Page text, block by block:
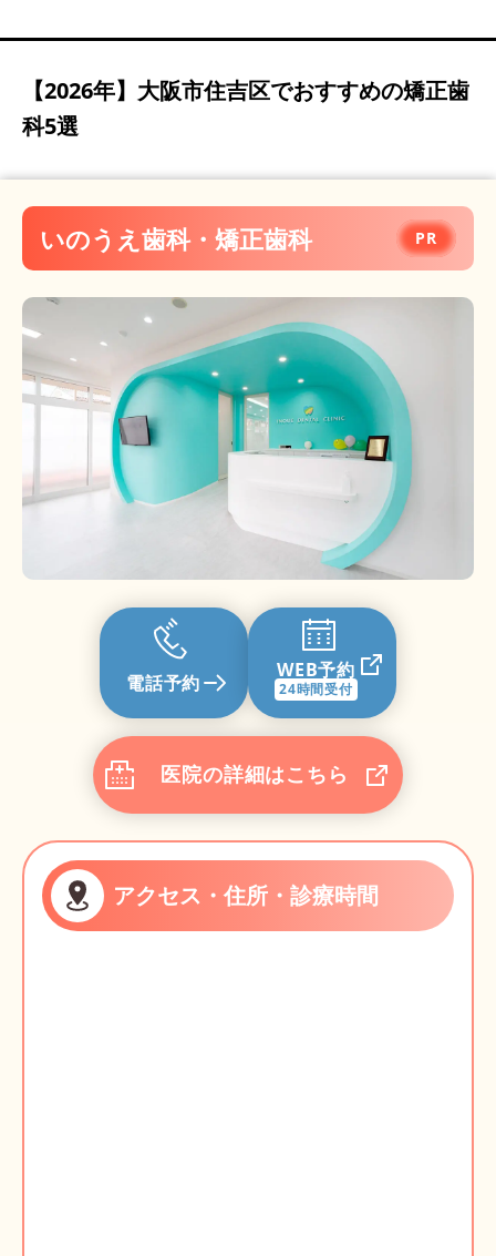
【2026年】 大阪市住吉区でおすすめの矯正歯
科5選
いのうえ歯科・矯正歯科
電話予約
WEB予約
24時間受付
医院の詳細はこちら
アクセス・住所・診療時間